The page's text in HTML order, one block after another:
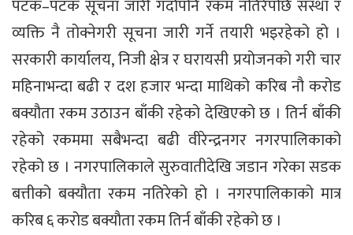
पटक–पटक सूचना जारी गर्दापनि रकम नतिरेपछि संस्था र
व्यक्ति नै तोक्नेगरी सूचना जारी गर्ने तयारी भइरहेको हो ।
सरकारी कार्यालय, निजी क्षेत्र र घरायसी प्रयोजनको गरी चार
महिनाभन्दा बढी र दश हजार भन्दा माथिको करिब नौ करोड
बक्यौता रकम उठाउन बाँकी रहेको देखिएको छ । तिर्न बाँकी
रहेको रकममा सबैभन्दा बढी वीरेन्द्रनगर नगरपालिकाको
रहेको छ । नगरपालिकाले सुरुवातीदेखि जडान गरेका सडक
बत्तीको बक्यौता रकम नतिरेको हो । नगरपालिकाको मात्र
करिब ६ करोड बक्यौता रकम तिर्न बाँकी रहेको छ ।